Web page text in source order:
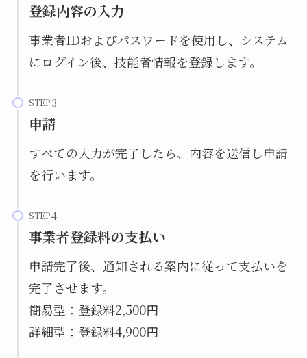
登録内容の入力
事業者IDおよびパスワードを使用し、システム
にログイン後、技能者情報を登録します。
STEP
申請
すべての入力が完了したら、内容を送信し申請
を行います。
STEP
事業者登録料の支払い
申請完了後、通知される案内に従って支払いを
完了させます。
簡易型：登録料2,500円
詳細型：登録料4,900円